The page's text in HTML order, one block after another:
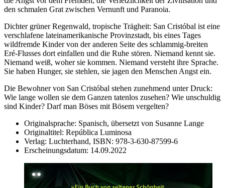
den schmalen Grat zwischen Vernunft und Paranoia.
Dichter grüner Regenwald, tropische Trägheit: San Cristóbal ist eine
verschlafene lateinamerikanische Provinzstadt, bis eines Tages
wildfremde Kinder von der anderen Seite des schlammig-breiten
Eré-Flusses dort einfallen und die Ruhe stören. Niemand kennt sie.
Niemand weiß, woher sie kommen. Niemand versteht ihre Sprache.
Sie haben Hunger, sie stehlen, sie jagen den Menschen Angst ein.
Die Bewohner von San Cristóbal stehen zunehmend unter Druck:
Wie lange wollen sie dem Ganzen tatenlos zusehen? Wie unschuldig
sind Kinder? Darf man Böses mit Bösem vergelten?
Originalsprache: Spanisch, übersetzt von Susanne Lange
Originaltitel: República Luminosa
Verlag: Luchterhand, ISBN: 978-3-630-87599-6
Erscheinungsdatum: 14.09.2022